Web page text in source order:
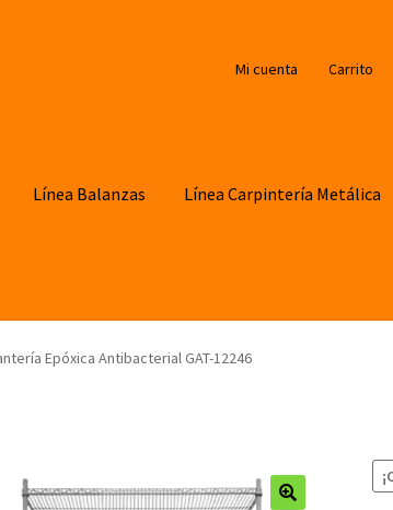
Mi cuenta Carrito
Línea Balanzas Línea Carpintería Metálica
Epóxica Antibacterial GAT-12246